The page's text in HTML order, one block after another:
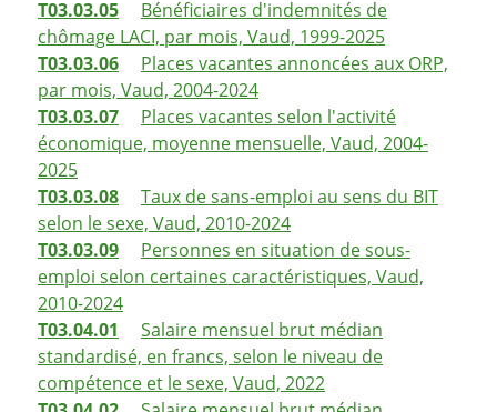
T03.03.05
Bénéficiaires d'indemnités de
chômage LACI, par mois, Vaud, 1999-2025
T03.03.06
Places vacantes annoncées aux ORP,
par mois, Vaud, 2004-2024
T03.03.07
Places vacantes selon l'activité
économique, moyenne mensuelle, Vaud, 2004-
2025
T03.03.08
Taux de sans-emploi au sens du BIT
selon le sexe, Vaud, 2010-2024
T03.03.09
Personnes en situation de sous-
emploi selon certaines caractéristiques, Vaud,
2010-2024
T03.04.01
Salaire mensuel brut médian
standardisé, en francs, selon le niveau de
compétence et le sexe, Vaud, 2022